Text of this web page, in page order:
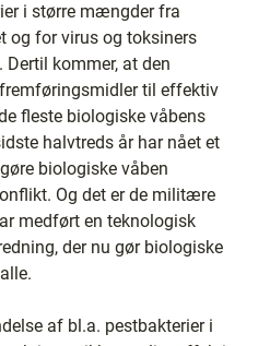
i større mængder fra
og for virus og toksiners
kommer, at den
til effektiv
fleste biologiske våbens
halvtreds år har nået et
biologiske våben
Og det er de militære
medført en teknologisk
der nu gør biologiske
af bl.a. pestbakterier i